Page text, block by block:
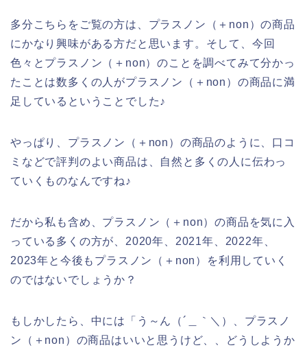
多分こちらをご覧の方は、プラスノン（＋non）の商品
にかなり興味がある方だと思います。そして、今回
色々とプラスノン（＋non）のことを調べてみて分かっ
たことは数多くの人がプラスノン（＋non）の商品に満
足しているということでした♪
やっぱり、プラスノン（＋non）の商品のように、口コ
ミなどで評判のよい商品は、自然と多くの人に伝わっ
ていくものなんですね♪
だから私も含め、プラスノン（＋non）の商品を気に入
っている多くの方が、2020年、2021年、2022年、
2023年と今後もプラスノン（＋non）を利用していく
のではないでしょうか？
もしかしたら、中には「う～ん（´＿｀＼）、プラスノ
ン（＋non）の商品はいいと思うけど、、どうしようか